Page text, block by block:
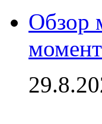
Обзор